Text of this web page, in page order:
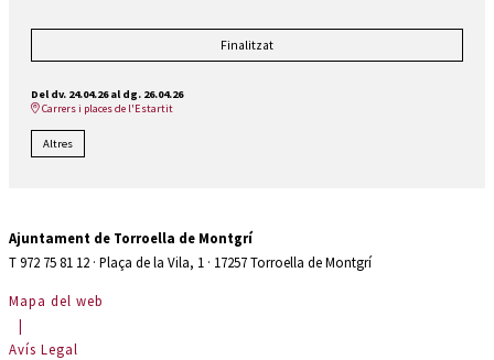
Finalitzat
Del dv. 24.04.26al dg. 26.04.26
Carrers i places de l'Estartit
Altres
Ajuntament de Torroella de Montgrí
T 972 75 81 12 · Plaça de la Vila, 1 · 17257 Torroella de Montgrí
Mapa del web
|
Avís Legal